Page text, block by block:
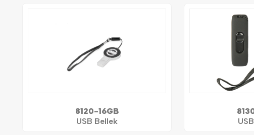
8120-16GB
USB Bellek